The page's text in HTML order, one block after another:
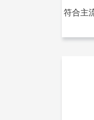
符合主